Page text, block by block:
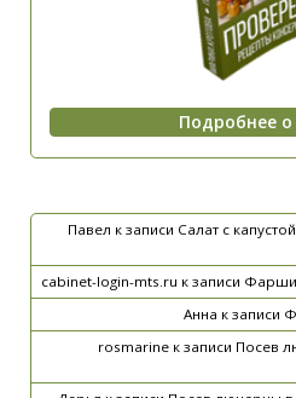
Павел к записи Салат с
cabinet-login-mts.ru к записи
Анна к записи
rosmarine к записи Посев